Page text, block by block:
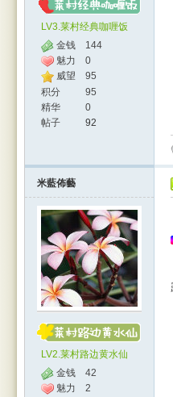
LV3.莱村经典咖喱饭
金钱
144
魅力
0
威望
95
积分
95
精华
0
帖子
92
米藍佈藝
LV2.莱村路边黄水仙
金钱
42
魅力
2